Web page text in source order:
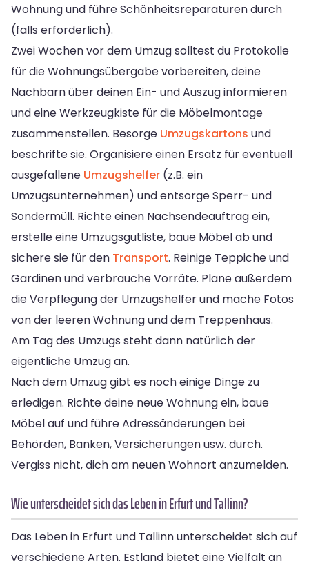
Wohnung und führe Schönheitsreparaturen durch
(falls erforderlich).
Zwei Wochen vor dem Umzug solltest du Protokolle
für die Wohnungsübergabe vorbereiten, deine
Nachbarn über deinen Ein- und Auszug informieren
und eine Werkzeugkiste für die Möbelmontage
zusammenstellen. Besorge Umzugskartons und
beschrifte sie. Organisiere einen Ersatz für eventuell
ausgefallene Umzugshelfer (z.B. ein
Umzugsunternehmen) und entsorge Sperr- und
Sondermüll. Richte einen Nachsendeauftrag ein,
erstelle eine Umzugsgutliste, baue Möbel ab und
sichere sie für den Transport. Reinige Teppiche und
Gardinen und verbrauche Vorräte. Plane außerdem
die Verpflegung der Umzugshelfer und mache Fotos
von der leeren Wohnung und dem Treppenhaus.
Am Tag des Umzugs steht dann natürlich der
eigentliche Umzug an.
Nach dem Umzug gibt es noch einige Dinge zu
erledigen. Richte deine neue Wohnung ein, baue
Möbel auf und führe Adressänderungen bei
Behörden, Banken, Versicherungen usw. durch.
Vergiss nicht, dich am neuen Wohnort anzumelden.
Wie unterscheidet sich das Leben in Erfurt und Tallinn?
Das Leben in Erfurt und Tallinn unterscheidet sich auf
verschiedene Arten. Estland bietet eine Vielfalt an